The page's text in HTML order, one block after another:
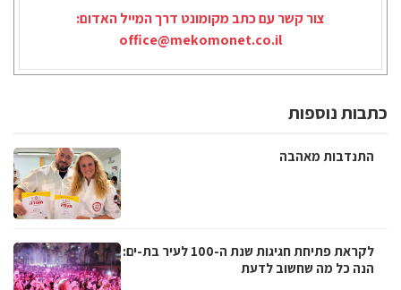
צור קשר עם כתב מקומונט דרך המייל האדום:
office@mekomonet.co.il
כתבות נוספות
התנדבות מאהבה
לקראת פתיחת חגיגות שנת ה-100 לעיר בת-ים:
הנה כל מה שחשוב לדעת